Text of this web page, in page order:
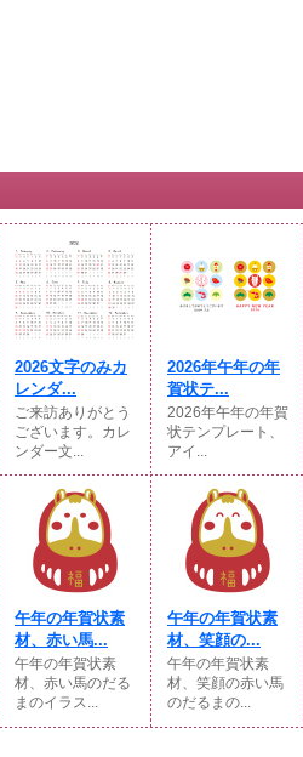
2026文字のみカ
レンダ...
ご来訪ありがとう
ございます。カレ
ンダー文...
2026年午年の年
賀状テ...
2026年午年の年賀
状テンプレート、
アイ...
午年の年賀状素
材、赤い馬...
午年の年賀状素
材、赤い馬のだる
まのイラス...
午年の年賀状素
材、笑顔の...
午年の年賀状素
材、笑顔の赤い馬
のだるまの...